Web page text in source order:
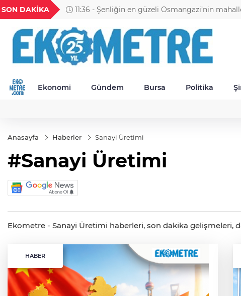
SON DAKİKA 11:30 - Petrol Ofisi Grubu 18. kez zirvede
18,2404
TND
16,2351
BGN
27,9743
VND
0,0018
Ekonomi Gündem Bursa Politika
Anasayfa Haberler Sanayi Üretimi
#Sanayi Üretimi
Ekometre - Sanayi Üretimi haberleri, son dakika gelişmeleri,
HABER